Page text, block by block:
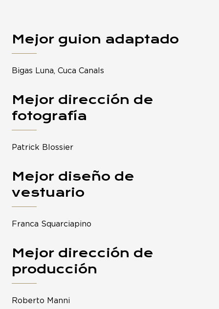
Mejor guion adaptado
Bigas Luna, Cuca Canals
Mejor dirección de
fotografía
Patrick Blossier
Mejor diseño de
vestuario
Franca Squarciapino
Mejor dirección de
producción
Roberto Manni